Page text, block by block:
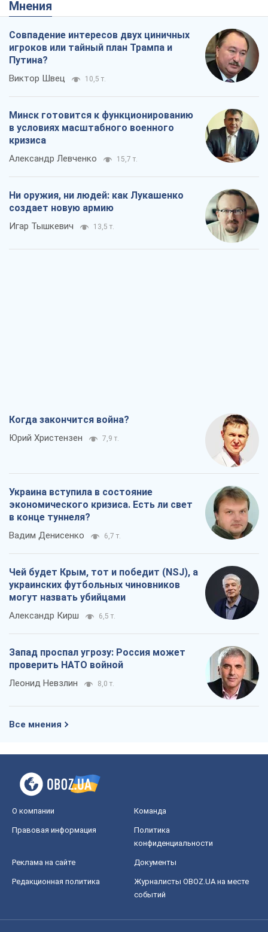
Мнения
Совпадение интересов двух циничных
игроков или тайный план Трампа и
Путина?
Виктор Швец 10,5 т.
Минск готовится к функционированию
в условиях масштабного военного
кризиса
Александр Левченко 15,7 т.
Ни оружия, ни людей: как Лукашенко
создает новую армию
Игар Тышкевич 13,5 т.
Когда закончится война?
Юрий Христензен 7,9 т.
Украина вступила в состояние
экономического кризиса. Есть ли свет
в конце туннеля?
Вадим Денисенко 6,7 т.
Чей будет Крым, тот и победит (NSJ), а
украинских футбольных чиновников
могут назвать убийцами
Александр Кирш 6,5 т.
Запад проспал угрозу: Россия может
проверить НАТО войной
Леонид Невзлин 8,0 т.
Все мнения
О компании Команда
Правовая информация
Политика
конфиденциальности
Реклама на сайте Документы
Редакционная политика
Журналисты OBOZ.UA на месте
событий